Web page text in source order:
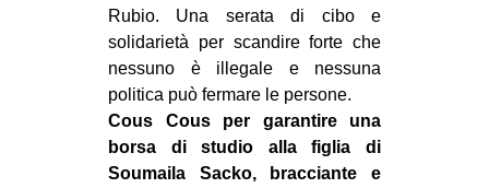
SPORT POPOLARE
MOVIMENTI
AMBIENTE
ANTIFASCISMO
DIRITTO ALL’ABITARE
Rubio. Una serata di cibo e
solidarietà per scandire forte che
nessuno è illegale e nessuna
politica può fermare le persone.
Cous Cous per garantire una
borsa di studio alla figlia di
Soumaila Sacko, bracciante e